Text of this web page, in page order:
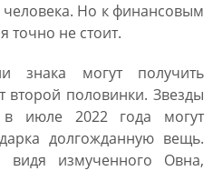
Но к финансовым
точно не стоит.
знака могут получить
половинки. Звезды
июле 2022 года могут
долгожданную вещь.
видя измученного Овна,